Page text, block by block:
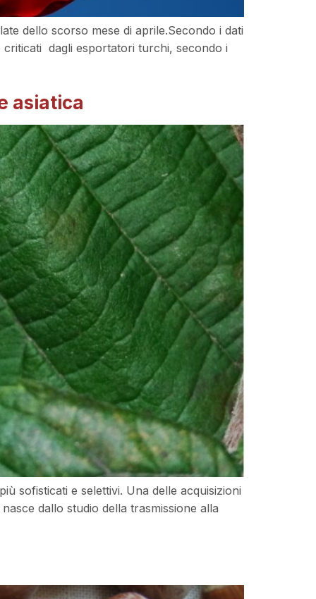
dello scorso mese di aprile.Secondo i dati
criticati dagli esportatori turchi, secondo i
asiatica
sofisticati e selettivi. Una delle acquisizioni
dallo studio della trasmissione alla